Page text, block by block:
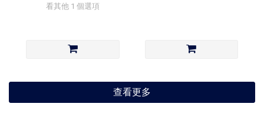
看其他 1 個選項
查看更多